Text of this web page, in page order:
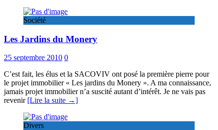
Société
Les Jardins du Monery
25 septembre 2010 0
C’est fait, les élus et la SACOVIV ont posé la première pierre pour
le projet immobilier « Les jardins du Monery ». A ma connaissance,
jamais projet immobilier n’a suscité autant d’intérêt. Je ne vais pas
revenir [Lire la suite →]
Divers